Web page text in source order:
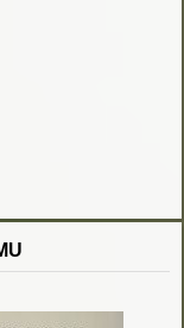
obniżyć stres i